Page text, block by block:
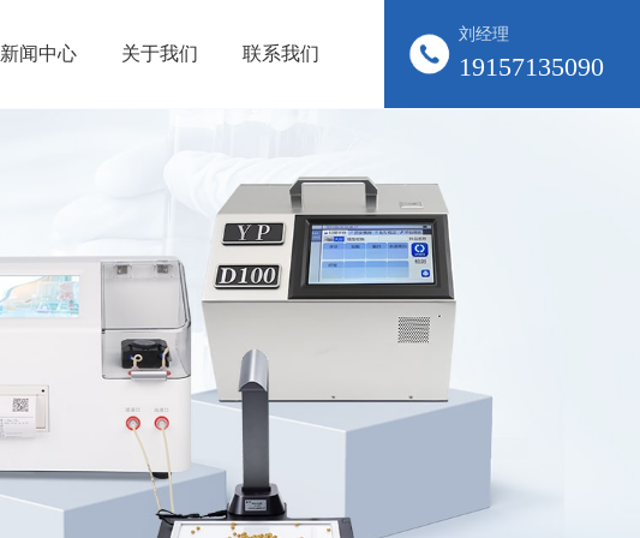
刘经理
19157135090
新闻中心 关于我们 联系我们